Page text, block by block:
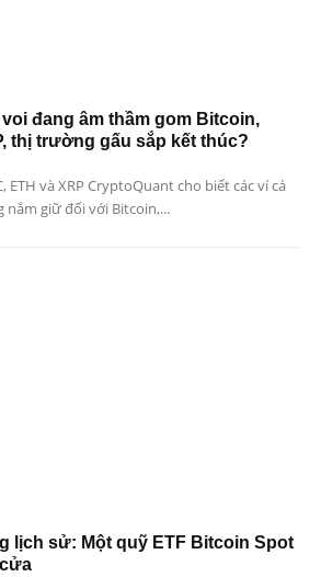
đang âm thầm gom Bitcoin,
thị trường gấu sắp kết thúc?
ETH và XRP CryptoQuant cho biết các ví cá
nắm giữ đối với Bitcoin,...
lịch sử: Một quỹ ETF Bitcoin Spot